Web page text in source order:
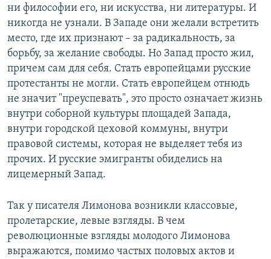
ни философии его, ни искусства, ни литературы. И
никогда не узнали. В Западе они желали встретить
место, где их признают – за радикальность, за
борьбу, за желание свободы. Но Запад просто жил,
причем сам для себя. Стать европейцами русские
протестанты не могли. Стать европейцем отнюдь
не значит "преуспевать", это просто означает жизнь
внутри соборной культуры площадей Запада,
внутри городской цеховой коммуны, внутри
правовой системы, которая не выделяет тебя из
прочих. И русские эмигранты обиделись на
лицемерный Запад.
Так у писателя Лимонова возникли классовые,
пролетарские, левые взгляды. В чем
революционные взгляды молодого Лимонова
выражаются, помимо частых половых актов и